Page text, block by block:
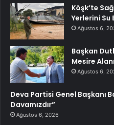
Köşk’te
Yerlerini Su
Ağustos 6,
Başkan
Mesire
Ağustos 6,
Deva Partisi Genel Başkanı
Davamızdır”
Ağustos 6, 2026